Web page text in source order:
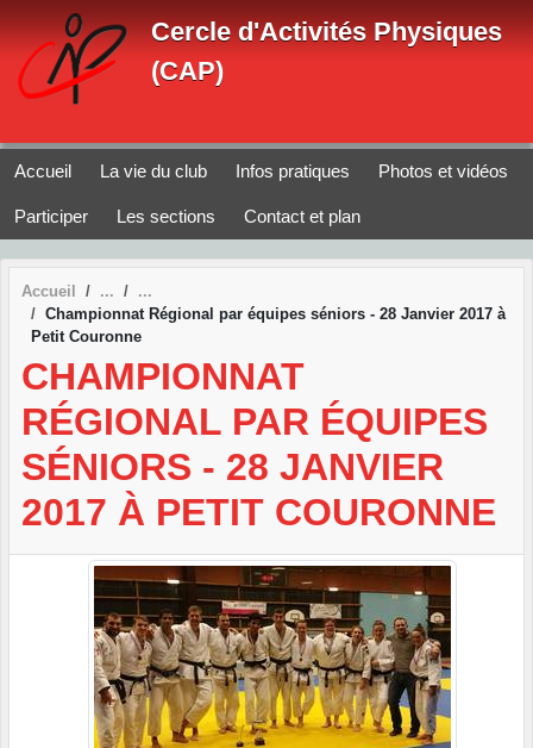
Cercle d'Activités Physiques
(CAP)
Accueil La vie du club Infos pratiques Photos et vidéos
Participer Les sections Contact et plan
Accueil
Championnat Régional par équipes séniors - 28 Janvier 2017 à
Petit Couronne
CHAMPIONNAT
RÉGIONAL PAR ÉQUIPES
SÉNIORS - 28 JANVIER
2017 À PETIT COURONNE
Panneau de gestion des cookies